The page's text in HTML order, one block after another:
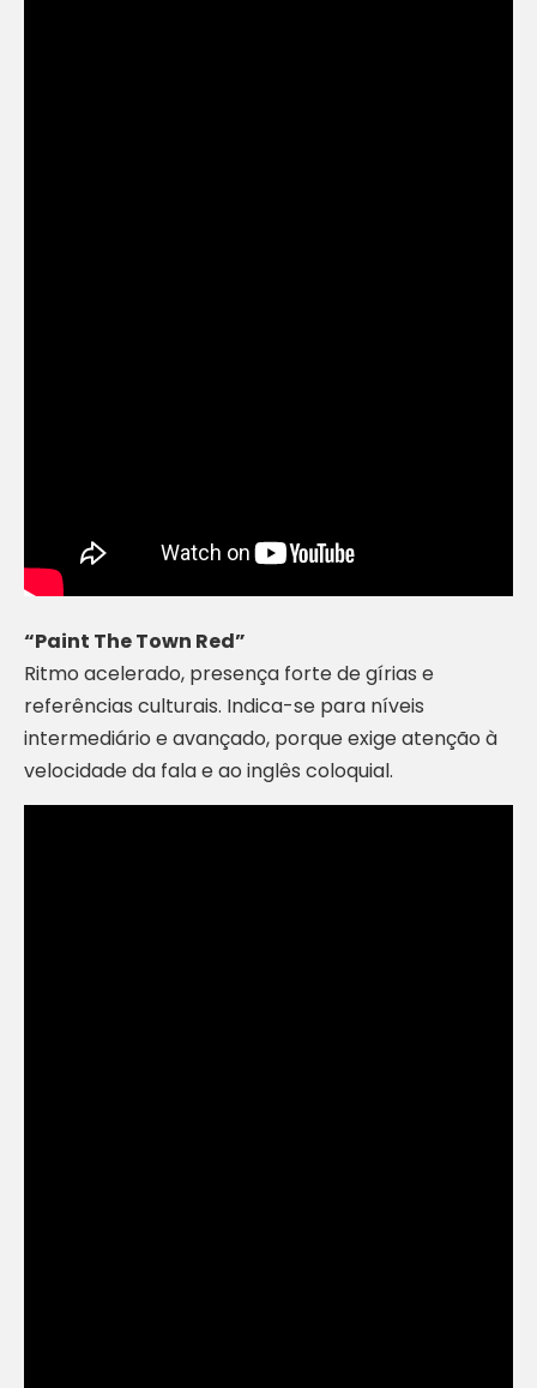
“Paint The Town Red”
Ritmo acelerado, presença forte de gírias e
referências culturais. Indica-se para níveis
intermediário e avançado, porque exige atenção à
velocidade da fala e ao inglês coloquial.